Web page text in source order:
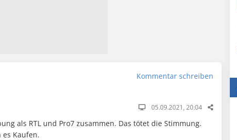
Kommentar schreiben
05.09.2021, 20:04
als RTL und Pro7 zusammen. Das tötet die Stimmung.
Kaufen.